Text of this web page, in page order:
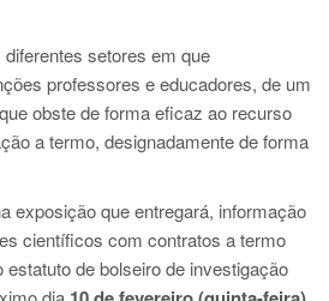
setores em que
professores e educadores, de um
obste de forma eficaz ao recurso
a termo, designadamente de forma
exposição que entregará, informação
científicos com contratos a termo
de bolseiro de investigação